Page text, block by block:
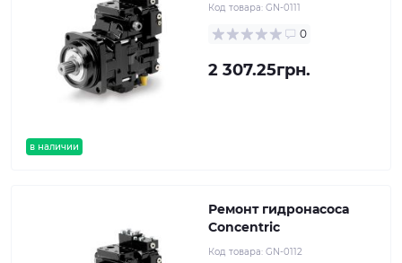
в наличии
Код товара: GN-0111
0
2 307.25грн.
Ремонт гидронасоса
Concentric
Код товара: GN-0112